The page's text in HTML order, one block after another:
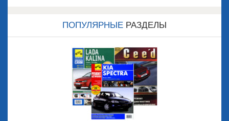
ПОПУЛЯРНЫЕ РАЗДЕЛЫ